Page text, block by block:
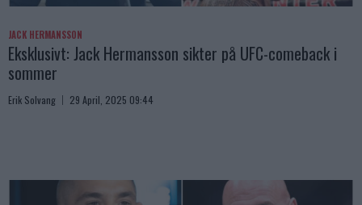
JACK HERMANSSON
Eksklusivt: Jack Hermansson sikter på UFC-comeback i
sommer
Erik Solvang 29 April, 2025 09:44